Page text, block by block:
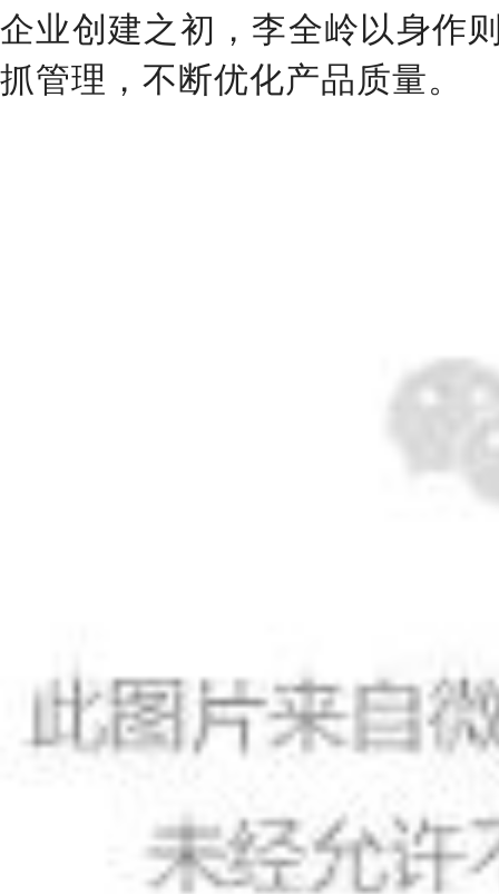
企业创建之初，李全岭以身作
抓管理，不断优化产品质量。